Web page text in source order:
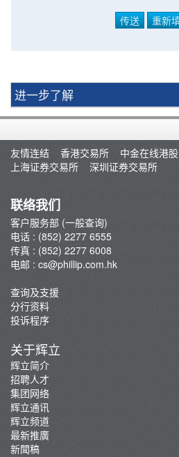
进一步了解
买卖衍生产品须知
开设户口
查询及支援
转入股票
孖展及利率
佣金及收费资料
表格下载
常见问题
最新推广
防骗及网络安全资讯
辉立证券开户优惠总览
友情连结
香港交易所 中金在线港股
上海证券交易所
深圳证券交易所
联络我们
客户服务部 (一般查询)
电话 : (852) 2277 6555
传真 : (852) 2277 6008
电邮 : cs@phillip.com.hk
查询及支援
分行资料
投诉程序
关于辉立
辉立简介
招聘人才
集团网络
辉立通讯
辉立频道
最新推廣
新聞稿